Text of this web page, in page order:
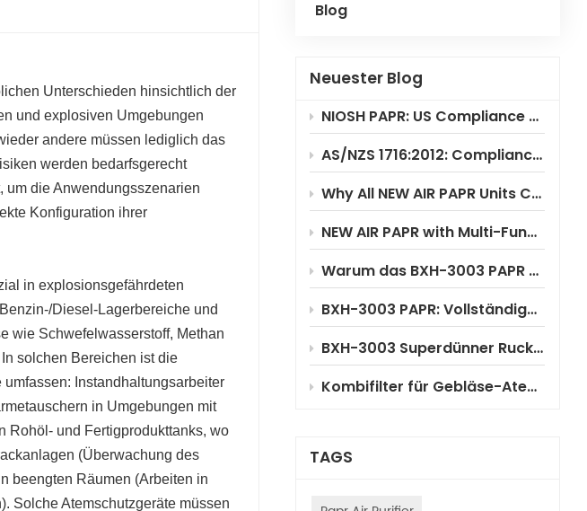
Blog
Neuester Blog
NIOSH PAPR: US Compliance & Testing Requirements
AS/NZS 1716:2012: Compliance Standard for PAPR Respirators
Why All NEW AIR PAPR Units Choose RILSA NB1024 for Certification?
NEW AIR PAPR with Multi-Functional Flip-Up Welding Helmet
Warum das BXH-3003 PAPR erhebliche Kosteneinsparungen ermöglicht
BXH-3003 PAPR: Vollständige Anwendungsszenarioanalyse
BXH-3003 Superdünner Rucksack-PAPR
Kombifilter für Gebläse-Atemschutzgeräte (PAPR) für die Fahrzeuglackierung: Auswahl, Funktionsprinzipien und Anwendungsleitfaden
TAGS
Unterschieden hinsichtlich der
und explosiven Umgebungen
andere müssen lediglich das
werden bedarfsgerecht
um die Anwendungsszenarien
Konfiguration ihrer
in explosionsgefährdeten
Diesel-Lagerbereiche und
wie Schwefelwasserstoff, Methan
solchen Bereichen ist die
Instandhaltungsarbeiter
in Umgebungen mit
Rohöl- und Fertigprodukttanks, wo
(Überwachung des
beengten Räumen (Arbeiten in
Solche Atemschutzgeräte müssen